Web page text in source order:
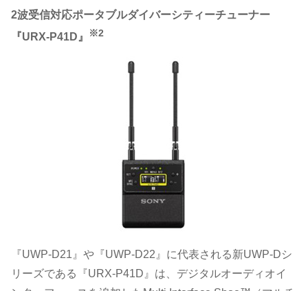
2波受信対応ポータブルダイバーシティーチューナー
『URX-P41D』
※2
『UWP-D21』や『UWP-D22』に代表される新UWP-Dシ
リーズである『URX-P41D』は、デジタルオーディオイ